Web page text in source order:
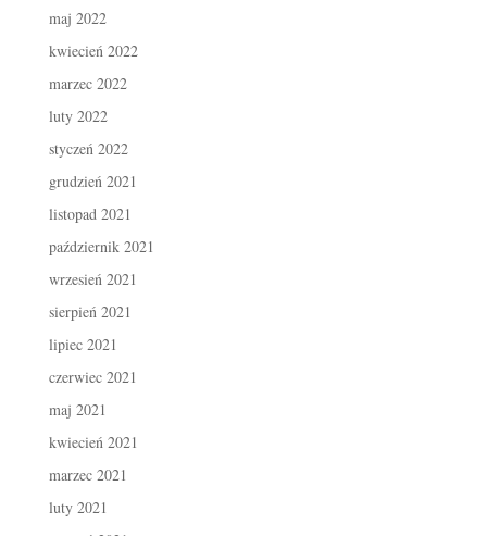
maj 2022
kwiecień 2022
marzec 2022
luty 2022
styczeń 2022
grudzień 2021
listopad 2021
październik 2021
wrzesień 2021
sierpień 2021
lipiec 2021
czerwiec 2021
maj 2021
kwiecień 2021
marzec 2021
luty 2021